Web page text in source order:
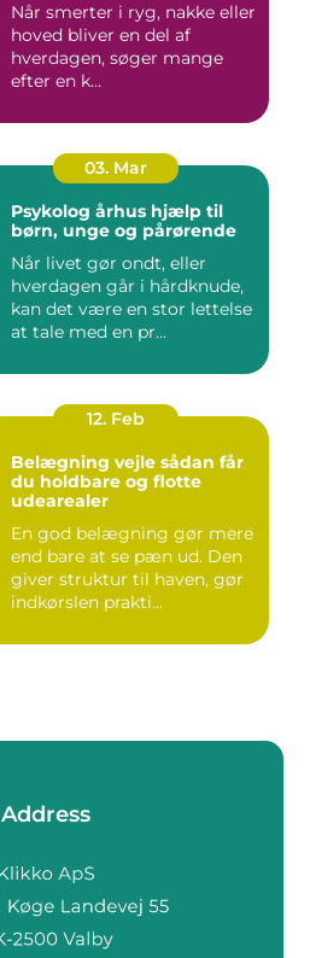
Når smerter i ryg, nakke eller
hoved bliver en del af
hverdagen, søger mange
efter en k...
03. Mar
Psykolog århus hjælp til
børn, unge og pårørende
Når livet gør ondt, eller
hverdagen går i hårdknude,
kan det være en stor lettelse
at tale med en pr...
12. Feb
Belægning vejle sådan får
du holdbare og flotte
udearealer
En god belægning gør mere
end bare at se pæn ud. Den
giver struktur til haven, gør
indkørslen prakti...
Address